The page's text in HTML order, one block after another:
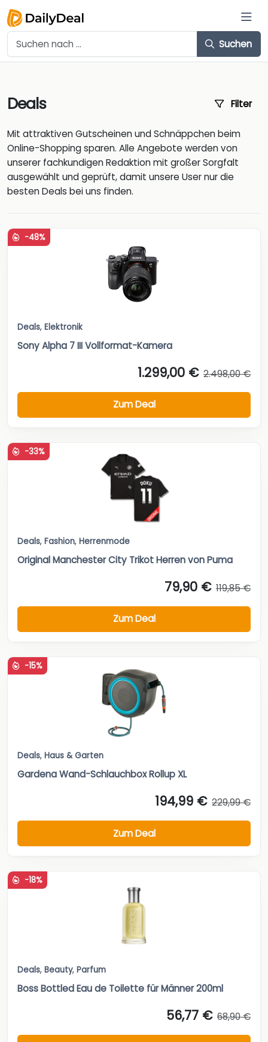
Suchen
Deals Filter
Mit attraktiven Gutscheinen und Schnäppchen beim
Online-Shopping sparen. Alle Angebote werden von
unserer fachkundigen Redaktion mit großer Sorgfalt
ausgewählt und geprüft, damit unsere User nur die
besten Deals bei uns finden.
-48%
Deals, Elektronik
Sony Alpha 7 III Vollformat-Kamera
1.299,00 € 2.498,00 €
Zum Deal
-33%
Deals, Fashion, Herrenmode
Original Manchester City Trikot Herren von Puma
79,90 € 119,85 €
Zum Deal
-15%
Deals, Haus & Garten
Gardena Wand-Schlauchbox Rollup XL
194,99 € 229,99 €
Zum Deal
-18%
Deals, Beauty, Parfum
Boss Bottled Eau de Toilette für Männer 200ml
56,77 € 68,90 €